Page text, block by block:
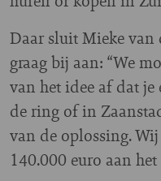
Daar sluit Mieke van
graag bij aan: “We
van het idee af dat je
de ring of in
van de oplossing.
140.000 euro aan